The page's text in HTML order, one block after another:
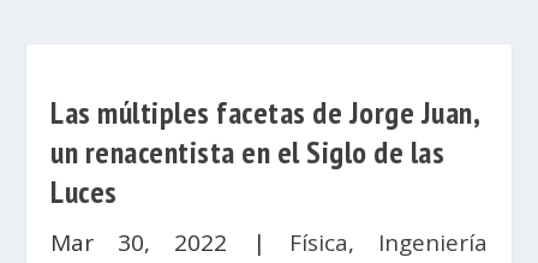
Las múltiples facetas de Jorge Juan,
un renacentista en el Siglo de las
Luces
Mar 30, 2022 | Física, Ingeniería